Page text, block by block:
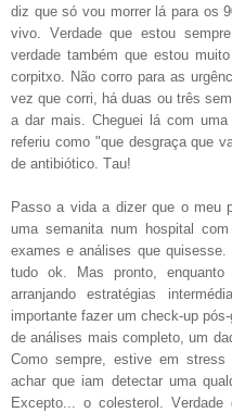
diz que só vou morrer lá para os
vivo. Verdade que estou
verdade também que estou
corpitxo. Não corro para as
vez que corri, há duas ou três
a dar mais. Cheguei lá com
referiu como "que desgraça que
de antibiótico. Tau!
Passo a vida a dizer que o meu
uma semanita num hospital
exames e análises que
tudo ok. Mas pronto,
arranjando estratégias
importante fazer um check-up
de análises mais completo, um
Como sempre, estive em
achar que iam detectar uma
Excepto... o colesterol.